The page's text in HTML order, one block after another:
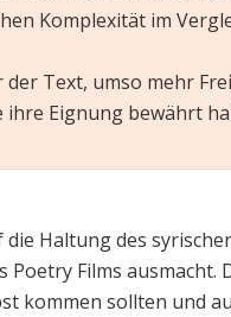
Komplexität im
Text, umso mehr
Eignung bewährt
Haltung des
Poetry Films
kommen sollten und